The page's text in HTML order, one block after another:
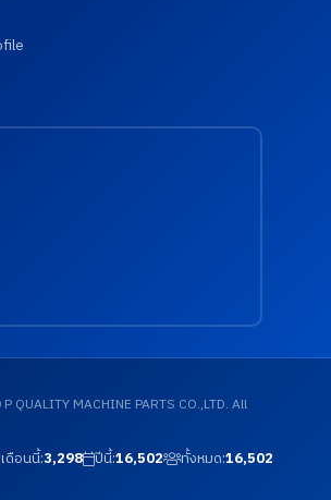
QUALITY MACHINE PARTS CO.,LTD. All
เดือนนี้:3,298 ปีนี้:16,502 ทั้งหมด:16,502